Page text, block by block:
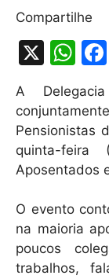
Compartilhe
X
W
at
s
A
p
p
A
Pensionistas
quinta-
Aposentados
O evento
na maioria
poucos
trabalhos,